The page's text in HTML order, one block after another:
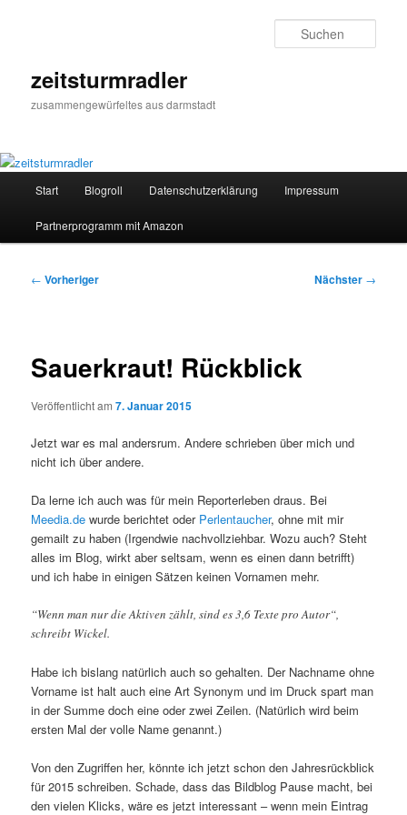
zeitsturmradler
zusammengewürfeltes aus darmstadt
Start Blogroll Datenschutzerklärung Impressum
Partnerprogramm mit Amazon
Beitragsnavigation
← Vorheriger Nächster →
Sauerkraut! Rückblick
Veröffentlicht am7. Januar 2015
Jetzt war es mal andersrum. Andere schrieben über mich und
nicht ich über andere.
Da lerne ich auch was für mein Reporterleben draus. Bei
Meedia.de wurde berichtet oder Perlentaucher, ohne mit mir
gemailt zu haben (Irgendwie nachvollziehbar. Wozu auch? Steht
alles im Blog, wirkt aber seltsam, wenn es einen dann betrifft)
und ich habe in einigen Sätzen keinen Vornamen mehr.
“Wenn man nur die Aktiven zählt, sind es 3,6 Texte pro Autor“,
schreibt Wickel.
Habe ich bislang natürlich auch so gehalten. Der Nachname ohne
Vorname ist halt auch eine Art Synonym und im Druck spart man
in der Summe doch eine oder zwei Zeilen. (Natürlich wird beim
ersten Mal der volle Name genannt.)
Von den Zugriffen her, könnte ich jetzt schon den Jahresrückblick
für 2015 schreiben.Schade, dass das Bildblog Pause macht, bei
den vielen Klicks, wäre es jetzt interessant – wenn mein Eintrag